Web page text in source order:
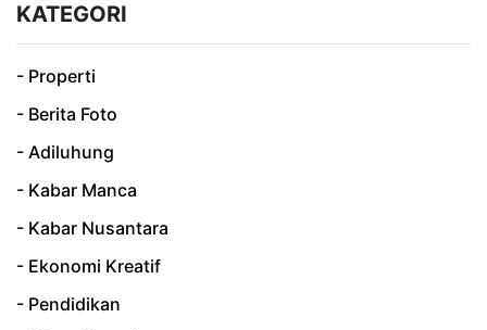
KATEGORI
- Properti
- Berita Foto
- Adiluhung
- Kabar Manca
- Kabar Nusantara
- Ekonomi Kreatif
- Pendidikan